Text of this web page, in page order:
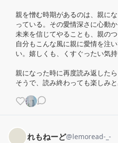
親を憎む時期があるのは、親に
っている。その愛情深さに心動
未来を信じてやることも、親のつ
自分もこんな風に親に愛情を注
い。嬉しくも、くすぐったい気持
親になった時に再度読み返した
そうで、読み終わっても楽しみ
れもねーど@lemoread-_-